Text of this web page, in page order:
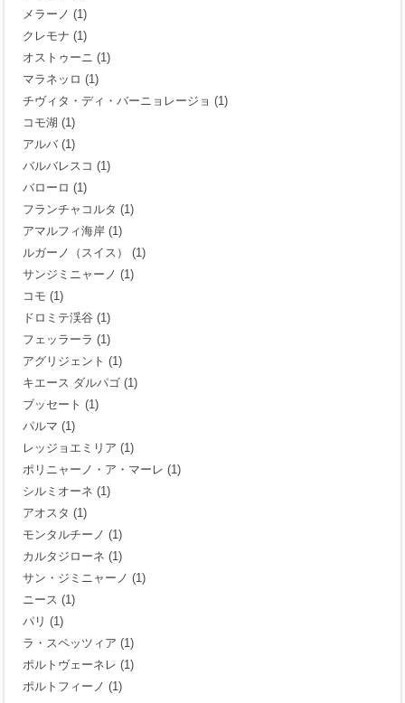
メラーノ (1)
クレモナ (1)
オストゥーニ (1)
マラネッロ (1)
チヴィタ・ディ・バーニョレージョ (1)
コモ湖 (1)
アルバ (1)
バルバレスコ (1)
バローロ (1)
フランチャコルタ (1)
アマルフィ海岸 (1)
ルガーノ（スイス）
(1)
サンジミニャーノ (1)
コモ (1)
ドロミテ渓谷 (1)
フェッラーラ (1)
アグリジェント (1)
キエース ダルパゴ (1)
ブッセート (1)
パルマ (1)
レッジョエミリア (1)
ポリニャーノ・ア・マーレ (1)
シルミオーネ (1)
アオスタ (1)
モンタルチーノ (1)
カルタジローネ (1)
サン・ジミニャーノ (1)
ニース (1)
パリ (1)
ラ・スペッツィア (1)
ポルトヴェーネレ (1)
ポルトフィーノ (1)